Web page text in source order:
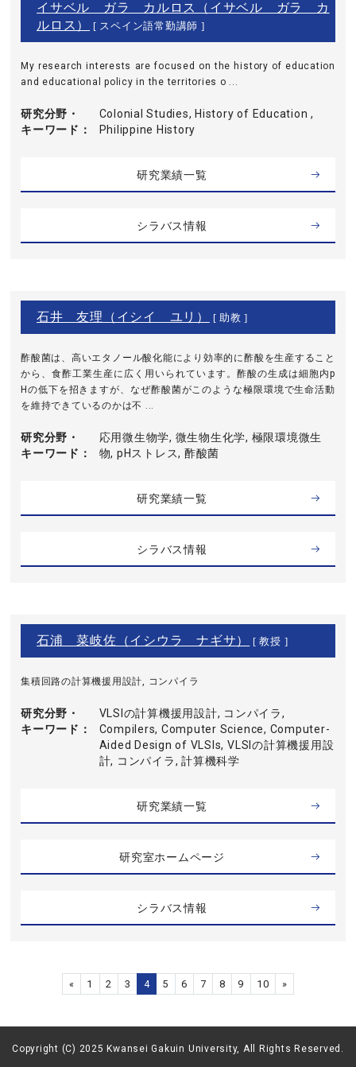
イサベル ガラ カルロス（イサベル ガラ カ
ルロス）
[ スペイン語常勤講師 ]
My research interests are focused on the history of education
and educational policy in the territories o ...
研究分野・
キーワード
Colonial Studies, History of Education ,
Philippine History
研究業績一覧
シラバス情報
石井 友理（イシイ ユリ） [ 助教 ]
酢酸菌は、高いエタノール酸化能により効率的に酢酸を生産すること
から、食酢工業生産に広く用いられています。酢酸の生成は細胞内p
Hの低下を招きますが、なぜ酢酸菌がこのような極限環境で生命活動
を維持できているのかは不 ...
研究分野・
キーワード
応用微生物学, 微生物生化学, 極限環境微生
物, pHストレス, 酢酸菌
研究業績一覧
シラバス情報
石浦 菜岐佐（イシウラ ナギサ） [ 教授 ]
集積回路の計算機援用設計, コンパイラ
研究分野・
キーワード
VLSIの計算機援用設計, コンパイラ,
Compilers, Computer Science, Computer-
Aided Design of VLSIs, VLSIの計算機援用設
計, コンパイラ, 計算機科学
研究業績一覧
研究室ホームページ
シラバス情報
« 1 2 3 4 5 6 7 8 9 10 »
Copyright (C) 2025 Kwansei Gakuin University, All Rights Reserved.